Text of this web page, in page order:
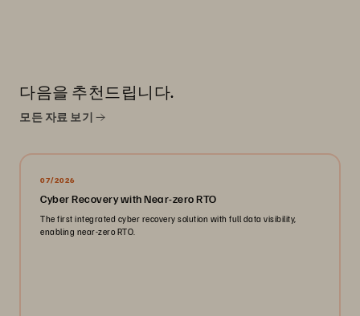
다음을 추천드립니다.
모든 자료 보기
07/2026
Cyber Recovery with Near-zero RTO
The first integrated cyber recovery solution with full data visibility,
enabling near-zero RTO.